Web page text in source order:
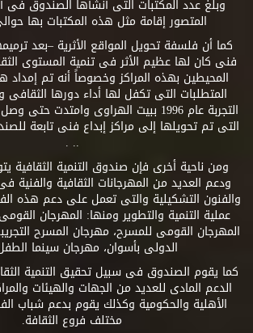
وبلغ عدد المكتبات التى أنشأها الصندوق
المتصور إقامة مثل هذه المكتبات بها حوالى 90
كما أن فلسفة تحويل المواقع الأثرية –بعد
فنى كان لها عظيم الأثر فى تنمية المستوى
المحيطين بهذه المراكز وخصوصاً أنه تم إمداد
المتطلبات التى تكفل لها أداء دورها
التجربة عام 1996 ببيت الهراوى وامتدت
.. .
ومن ناحية أخرى فإن صندوق التنمية الثقافية
ودعم العديد من المهرجانات الثقافية والفنية
والفنون التشكيلية والتى تعمل على دعم هذه
عملية التنمية والتطوير ومنها: المهرجان
المهرجان القومى للمسرح، مهرجان المسرح
الدولى بأسوان، مهرجان سينما
كما يقوم الصندوق فى سبيل تحقيق التنمية
الدعم المادى للعديد من الجهات والهيئات
الأهلية والحكومية وكذلك يقوم بدعم شباب
مختلف فروع الثقافة.